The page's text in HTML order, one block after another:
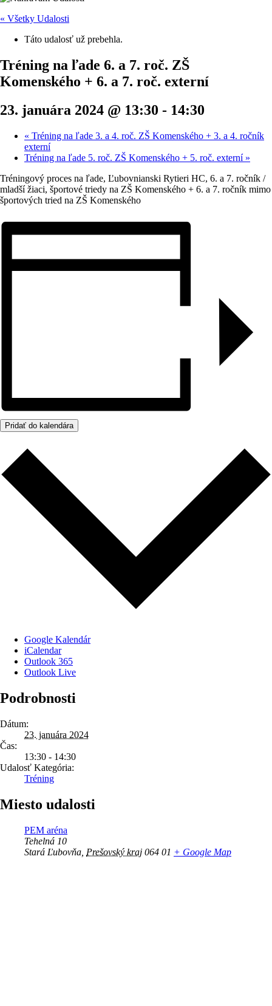
« Všetky Udalosti
Táto udalosť už prebehla.
Tréning na ľade 6. a 7. roč. ZŠ
Komenského + 6. a 7. roč. externí
23. januára 2024 @ 13:30 - 14:30
« Tréning na ľade 3. a 4. roč. ZŠ Komenského + 3. a 4. ročník
externí
Tréning na ľade 5. roč. ZŠ Komenského + 5. roč. externí »
Tréningový proces na ľade, Ľubovnianski Rytieri HC, 6. a 7. ročník /
mladší žiaci, športové triedy na ZŠ Komenského + 6. a 7. ročník mimo
športových tried na ZŠ Komenského
Pridať do kalendára
Google Kalendár
iCalendar
Outlook 365
Outlook Live
Podrobnosti
Dátum:
23. januára 2024
Čas:
13:30 - 14:30
Udalosť Kategória:
Tréning
Miesto udalosti
PEM aréna
Tehelná 10
Stará Ľubovňa Prešovský kraj 064 01 + Google Map